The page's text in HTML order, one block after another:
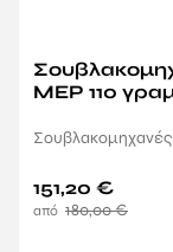
ΜΕΡ 110
Σουβλακομηχανές
180,00€
151,20 €